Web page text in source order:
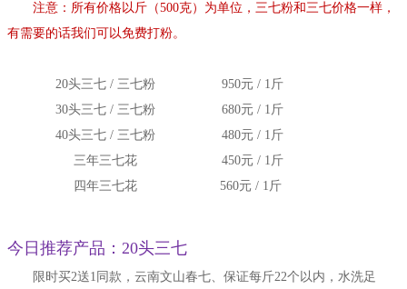
注意：所有价格以斤（500克）为单位，三七粉和三七价格一样，
有需要的话我们可以免费打粉。
20头三七 / 三七粉
950元 / 1斤
30头三七 / 三七粉
680元 / 1斤
40头三七 / 三七粉
480元 / 1斤
三年三七花
450元 / 1斤
四年三七花
560元 / 1斤
今日推荐产品：20头三七
限时买2送1同款，云南文山春七、保证每斤22个以内，水洗足